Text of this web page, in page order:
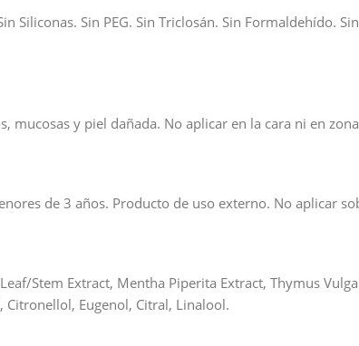
Siliconas. Sin PEG. Sin Triclosán. Sin Formaldehído.
mucosas y piel dañada. No aplicar en la cara ni en
de 3 años. Producto de uso externo. No aplicar
Stem Extract, Mentha Piperita Extract, Thymus
Eugenol, Citral, Linalool.